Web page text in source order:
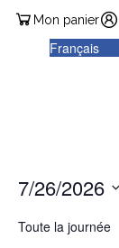
Mon panier
Français
7/26/2026
une
Toute la journée